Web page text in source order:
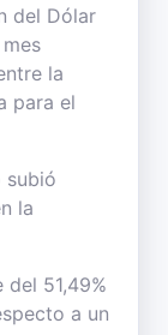
del Dólar
la
para el
subió
la
51,49%
a un